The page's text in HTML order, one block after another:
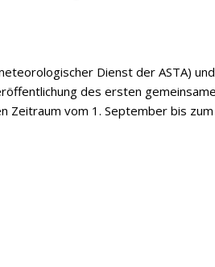
Dienst der ASTA)
des ersten
Zeitraum vom 1. September bis